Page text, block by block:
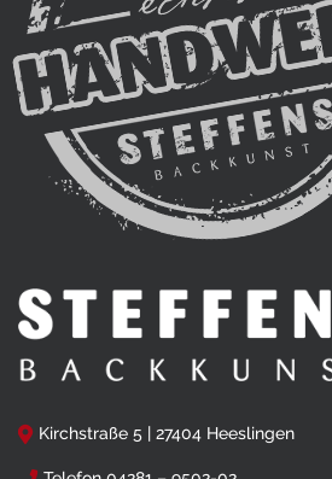
Kirchstraße 5 | 27404 Heeslingen